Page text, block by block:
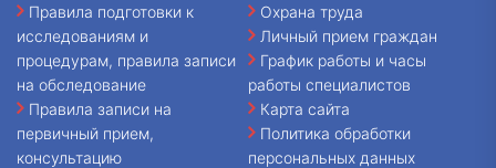
Правила подготовки к
исследованиям и
процедурам, правила записи
на обследование
Правила записи на
первичный прием,
консультацию
Охрана труда
Личный прием граждан
График работы и часы
работы специалистов
Карта сайта
Политика обработки
персональных данных